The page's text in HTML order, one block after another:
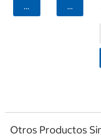
Agregar Agregar
Otros Productos